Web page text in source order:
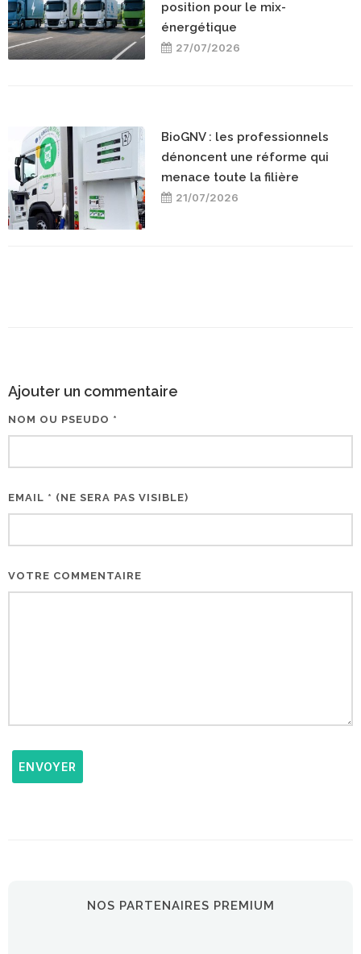
position pour le mix-
énergétique
27/07/2026
BioGNV : les professionnels
dénoncent une réforme qui
menace toute la filière
21/07/2026
Ajouter un commentaire
NOM OU PSEUDO *
EMAIL * (NE SERA PAS VISIBLE)
VOTRE COMMENTAIRE
ENVOYER
NOS PARTENAIRES PREMIUM